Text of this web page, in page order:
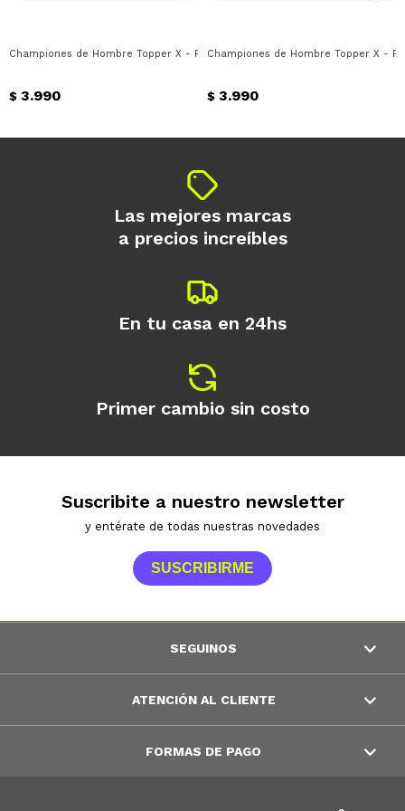
Championes de Hombre Topper X - Forcer Topper - Negro
$ 3.990
Championes de Hombre Topper X -
$ 3.990
Las mejores marcas
a precios increíbles
En tu casa en 24hs
Primer cambio sin costo
Suscribite a nuestro newsletter
y entérate de todas nuestras novedades
SUSCRIBIRME
SEGUINOS
ATENCIÓN AL CLIENTE
FORMAS DE PAGO